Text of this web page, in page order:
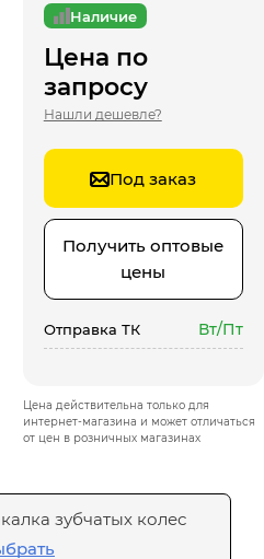
Наличие
Цена по
запросу
Нашли дешевле?
Под заказ
Получить оптовые
цены
Отправка ТК Вт/Пт
Цена действительна только для
интернет-магазина и может отличаться
от цен в розничных магазинах
зубчатых колес